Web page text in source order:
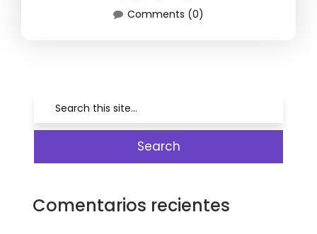
Comments (0)
Comentarios recientes